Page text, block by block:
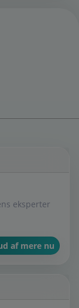
eksperter
af mere nu